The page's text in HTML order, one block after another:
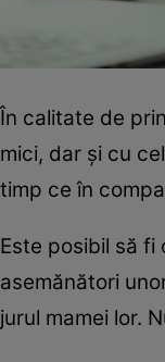
În calitate de
mici, dar şi cu
timp ce în
Este posibil să
asemănători
jurul mamei lor.